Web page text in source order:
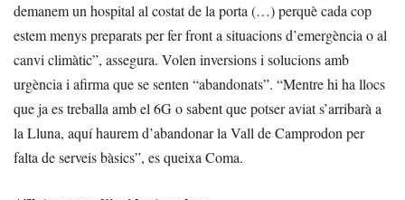
demanem un hospital al costat de la porta (…) perquè cada cop
estem menys preparats per fer front a situacions d’emergència o al
canvi climàtic”, assegura. Volen inversions i solucions amb
urgència i afirma que se senten “abandonats”. “Mentre hi ha llocs
que ja es treballa amb el 6G o sabent que potser aviat s’arribarà a
la Lluna, aquí haurem d’abandonar la Vall de Camprodon per
falta de serveis bàsics”, es queixa Coma.